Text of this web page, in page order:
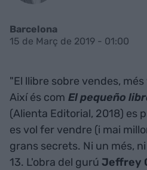
Barcelona
15 de Març de 2019 - 01:00
"El llibre sobre vendes,
Així és com El pequeño
(Alienta Editorial, 2018) es
es vol fer vendre (i mai
grans secrets. Ni un més,
13. L'obra del gurú Jeffrey